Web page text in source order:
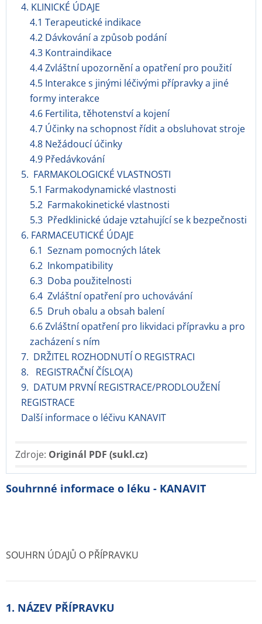
4. KLINICKÉ ÚDAJE
4.1 Terapeutické indikace
4.2 Dávkování a způsob podání
4.3 Kontraindikace
4.4 Zvláštní upozornění a opatření pro použití
4.5 Interakce s jinými léčivými přípravky a jiné
formy interakce
4.6 Fertilita, těhotenství a kojení
4.7 Účinky na schopnost řídit a obsluhovat stroje
4.8 Nežádoucí účinky
4.9 Předávkování
5. FARMAKOLOGICKÉ VLASTNOSTI
5.1 Farmakodynamické vlastnosti
5.2 Farmakokinetické vlastnosti
5.3 Předklinické údaje vztahující se k bezpečnosti
6. FARMACEUTICKÉ ÚDAJE
6.1 Seznam pomocných látek
6.2 Inkompatibility
6.3 Doba použitelnosti
6.4 Zvláštní opatření pro uchovávání
6.5 Druh obalu a obsah balení
6.6 Zvláštní opatření pro likvidaci přípravku a pro
zacházení s ním
7. DRŽITEL ROZHODNUTÍ O REGISTRACI
8. REGISTRAČNÍ ČÍSLO(A)
9. DATUM PRVNÍ REGISTRACE/PRODLOUŽENÍ
REGISTRACE
Další informace o léčivu KANAVIT
Zdroje: Originál PDF (sukl.cz)
Souhrnné informace o léku - KANAVIT
SOUHRN ÚDAJŮ O PŘÍPRAVKU
1. NÁZEV PŘÍPRAVKU